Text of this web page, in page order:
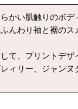
かい肌触りのボ
んわり袖と裾の
て、プリントデザ
ィリー、ジャンヌ